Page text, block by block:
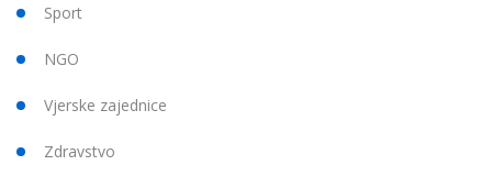
Sport
NGO
Vjerske zajednice
Zdravstvo